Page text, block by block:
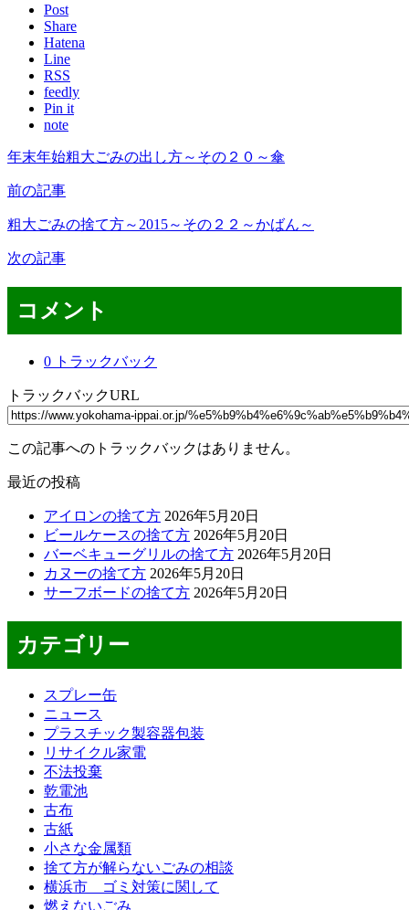
Post
Share
Hatena
Line
RSS
feedly
Pin it
note
年末年始粗大ごみの出し方～その２０～傘
前の記事
粗大ごみの捨て方～2015～その２２～かばん～
次の記事
コメント
0 トラックバック
トラックバックURL
この記事へのトラックバックはありません。
最近の投稿
アイロンの捨て方 2026年5月20日
ビールケースの捨て方 2026年5月20日
バーベキューグリルの捨て方 2026年5月20日
カヌーの捨て方 2026年5月20日
サーフボードの捨て方 2026年5月20日
カテゴリー
スプレー缶
ニュース
プラスチック製容器包装
リサイクル家電
不法投棄
乾電池
古布
古紙
小さな金属類
捨て方が解らないごみの相談
横浜市 ゴミ対策に関して
燃えないごみ